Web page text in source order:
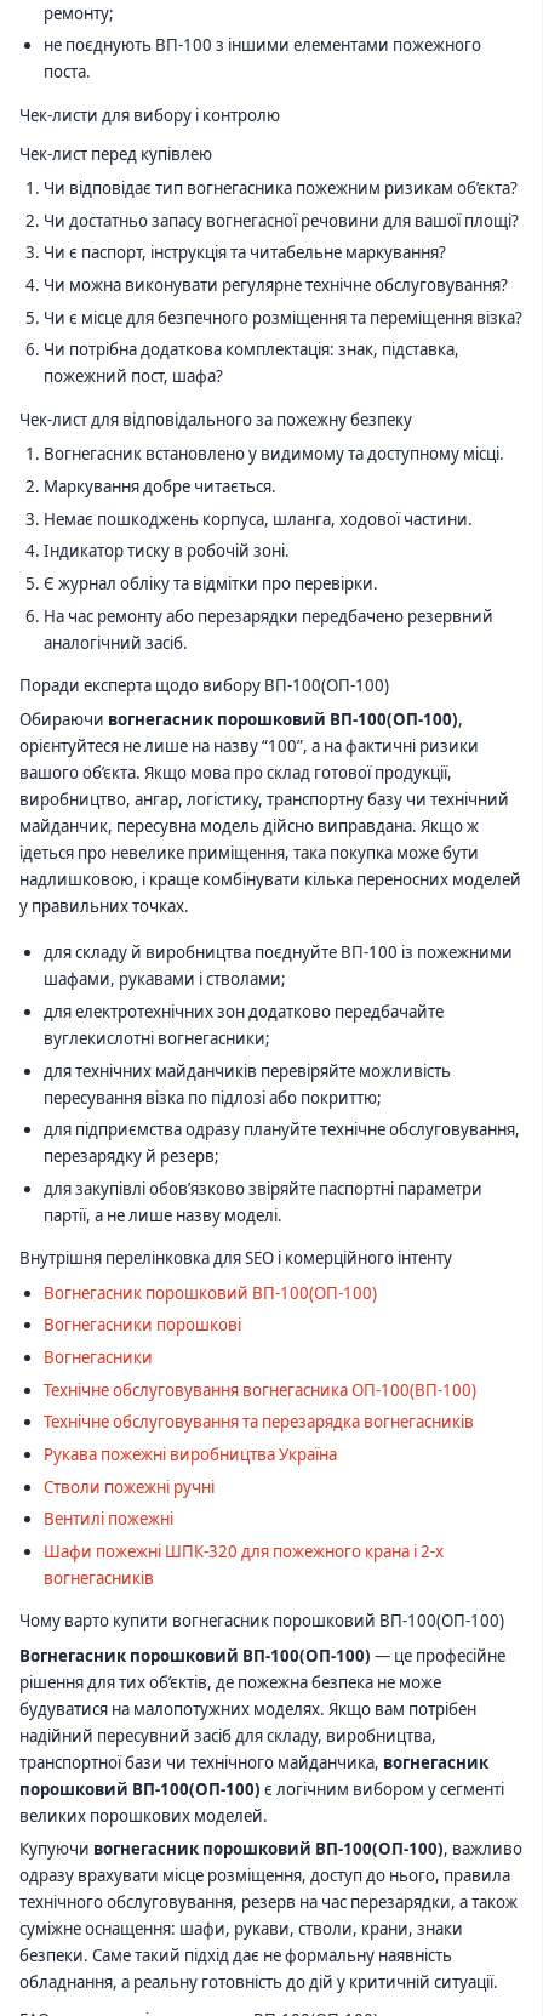
ремонту;
не поєднують ВП-100 з іншими елементами пожежного
поста.
Чек-листи для вибору і контролю
Чек-лист перед купівлею
Чи відповідає тип вогнегасника пожежним ризикам об’єкта?
Чи достатньо запасу вогнегасної речовини для вашої площі?
Чи є паспорт, інструкція та читабельне маркування?
Чи можна виконувати регулярне технічне обслуговування?
Чи є місце для безпечного розміщення та переміщення візка?
Чи потрібна додаткова комплектація: знак, підставка,
пожежний пост, шафа?
Чек-лист для відповідального за пожежну безпеку
Вогнегасник встановлено у видимому та доступному місці.
Маркування добре читається.
Немає пошкоджень корпуса, шланга, ходової частини.
Індикатор тиску в робочій зоні.
Є журнал обліку та відмітки про перевірки.
На час ремонту або перезарядки передбачено резервний
аналогічний засіб.
Поради експерта щодо вибору ВП-100(ОП-100)
Обираючи вогнегасник порошковий ВП-100(ОП-100),
орієнтуйтеся не лише на назву “100”, а на фактичні ризики
вашого об’єкта. Якщо мова про склад готової продукції,
виробництво, ангар, логістику, транспортну базу чи технічний
майданчик, пересувна модель дійсно виправдана. Якщо ж
ідеться про невелике приміщення, така покупка може бути
надлишковою, і краще комбінувати кілька переносних моделей
у правильних точках.
для складу й виробництва поєднуйте ВП-100 із пожежними
шафами, рукавами і стволами;
для електротехнічних зон додатково передбачайте
вуглекислотні вогнегасники;
для технічних майданчиків перевіряйте можливість
пересування візка по підлозі або покриттю;
для підприємства одразу плануйте технічне обслуговування,
перезарядку й резерв;
для закупівлі обов’язково звіряйте паспортні параметри
партії, а не лише назву моделі.
Внутрішня перелінковка для SEO і комерційного інтенту
Вогнегасник порошковий ВП-100(ОП-100)
Вогнегасники порошкові
Вогнегасники
Технічне обслуговування вогнегасника ОП-100(ВП-100)
Технічне обслуговування та перезарядка вогнегасників
Рукава пожежні виробництва Україна
Стволи пожежні ручні
Вентилі пожежні
Шафи пожежні ШПК-320 для пожежного крана і 2-х
вогнегасників
Чому варто купити вогнегасник порошковий ВП-100(ОП-100)
Вогнегасник порошковий ВП-100(ОП-100) — це професійне
рішення для тих об’єктів, де пожежна безпека не може
будуватися на малопотужних моделях. Якщо вам потрібен
надійний пересувний засіб для складу, виробництва,
транспортної бази чи технічного майданчика, вогнегасник
порошковий ВП-100(ОП-100) є логічним вибором у сегменті
великих порошкових моделей.
Купуючи вогнегасник порошковий ВП-100(ОП-100), важливо
одразу врахувати місце розміщення, доступ до нього, правила
технічного обслуговування, резерв на час перезарядки, а також
суміжне оснащення: шафи, рукави, стволи, крани, знаки
безпеки. Саме такий підхід дає не формальну наявність
обладнання, а реальну готовність до дій у критичній ситуації.